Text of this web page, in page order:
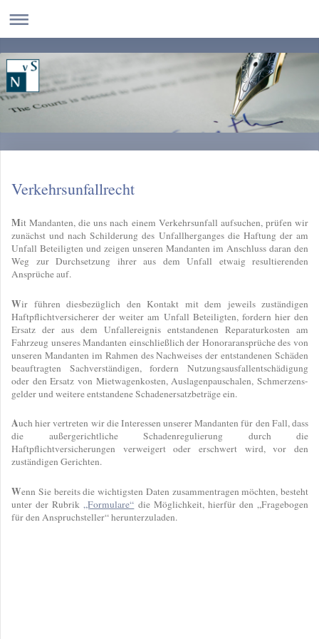
Verkehrsunfallrecht
Mit Mandanten, die uns nach einem Verkehrsunfall aufsuchen, prüfen wir
zunächst und nach Schilderung des Unfallherganges die Haftung der am
Unfall Beteiligten und zeigen unseren Mandanten im Anschluss daran den
Weg zur Durchsetzung ihrer aus dem Unfall etwaig resultierenden
Ansprüche auf.
Wir führen diesbezüglich den Kontakt mit dem jeweils zuständigen
Haftpflichtversicherer der weiter am Unfall Beteiligten, fordern hier den
Ersatz der aus dem Unfallereignis entstandenen Reparaturkosten am
Fahrzeug unseres Mandanten einschließlich der Honoraransprüche des von
unseren Mandanten im Rahmen des Nachweises der entstandenen Schäden
beauftragten Sachverständigen, fordern Nutzungsausfallentschädigung
oder den Ersatz von Mietwagenkosten, Auslagenpauschalen, Schmerzens-
gelder und weitere entstandene Schadenersatzbeträge ein.
Auch hier vertreten wir die Interessen unserer Mandanten für den Fall, dass
die außergerichtliche Schadenregulierung durch die
Haftpflichtversicherungen verweigert oder erschwert wird, vor den
zuständigen Gerichten.
Wenn Sie bereits die wichtigsten Daten zusammentragen möchten, besteht
unter der Rubrik„Formulare“ die Möglichkeit, hierfür den „Fragebogen
für den Anspruchsteller“ herunterzuladen.